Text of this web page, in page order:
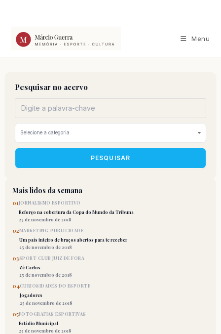
conteúdo
Menu
Pesquisar no acervo
PESQUISAR
Mais lidos da semana
01JORNALISMO ESPORTIVO
Reforço na cobertura da Copa do Mundo da Tribuna
25 de novembro de 2018
02MARKETING-PUBLICIDADE
Um país inteiro de braços abertos para te receber
25 de novembro de 2018
03SPORT CLUB JUIZ DE FORA
Zé Carlos
25 de novembro de 2018
04CURIOSIDADES DO ESPORTE
Jogadores
25 de novembro de 2018
05FOTOGRAFIAS ESPORTIVAS
Estádio Municipal
25 de novembro de 2018